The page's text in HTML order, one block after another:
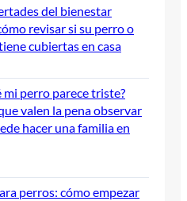
del bienestar
revisar si su perro o
cubiertas en casa
mi perro parece triste?
valen la pena observar
hacer una familia en
perros: cómo empezar